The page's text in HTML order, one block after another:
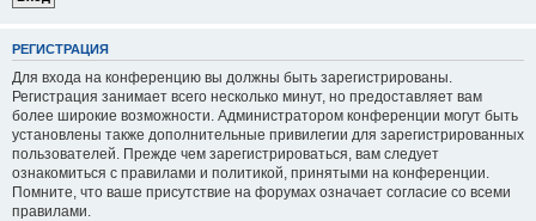
РЕГИСТРАЦИЯ
Для входа на конференцию вы должны быть зарегистрированы.
Регистрация занимает всего несколько минут, но предоставляет вам
более широкие возможности. Администратором конференции могут быть
установлены также дополнительные привилегии для зарегистрированных
пользователей. Прежде чем зарегистрироваться, вам следует
ознакомиться с правилами и политикой, принятыми на конференции.
Помните, что ваше присутствие на форумах означает согласие со всеми
правилами.